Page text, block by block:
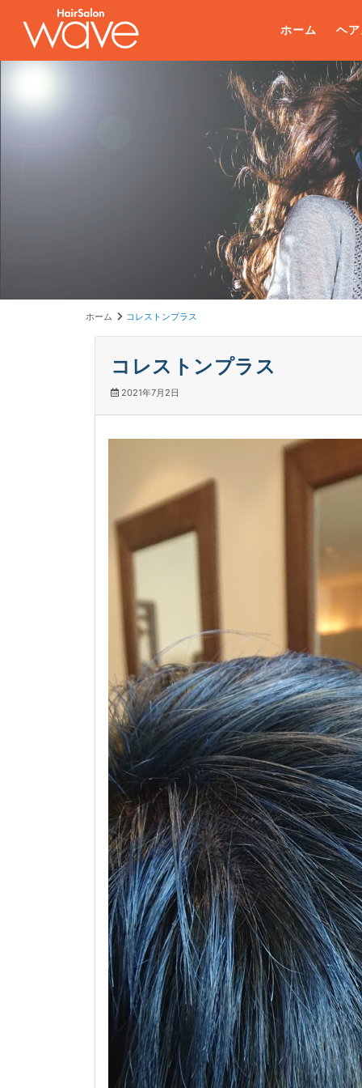
ホーム ヘ
ホーム コレストンプラス
コレストンプラス
2021年7月2日